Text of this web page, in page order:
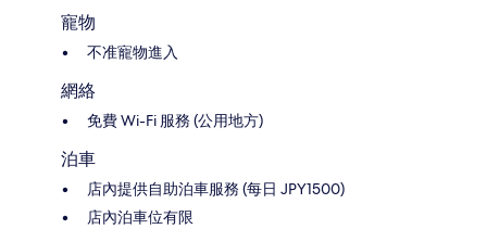
寵物
不准寵物進入
網絡
免費 Wi-Fi 服務 (公用地方)
泊車
店內提供自助泊車服務 (每日 JPY1500)
店內泊車位有限